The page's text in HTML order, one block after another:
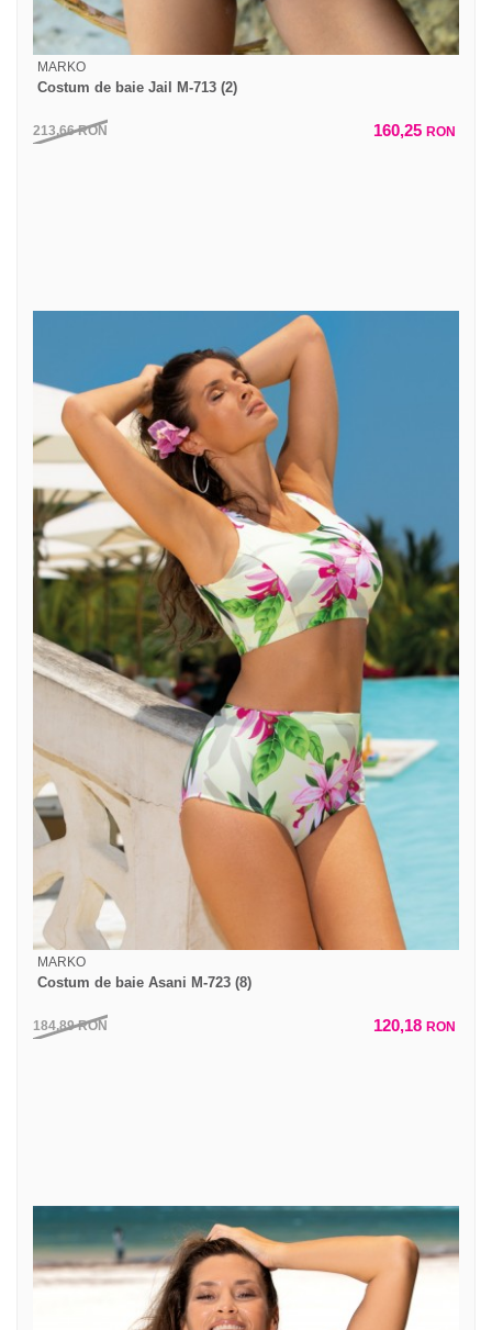
MARKO
Costum de baie Jail M-713 (2)
213,66RON 160,25 RON
MARKO
Costum de baie Asani M-723 (8)
184,89RON 120,18 RON